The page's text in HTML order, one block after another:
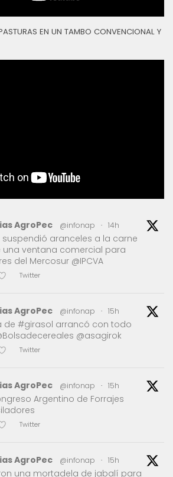
EN UN TAMBO CONVENCIONAL Y
AgroPec @infonap · 14h
suspendió aranceles a la carne
una ventana comercial para
del Mercosur @IPCVA
Twitter
AgroPec @infonap · 15h
de #girasol arrancó con todo
@asagirok
Twitter
AgroPec @infonap · 15h
Argentino de Forrajes
Twitter
AgroPec @infonap · 15h
una mortadela de jabalí para